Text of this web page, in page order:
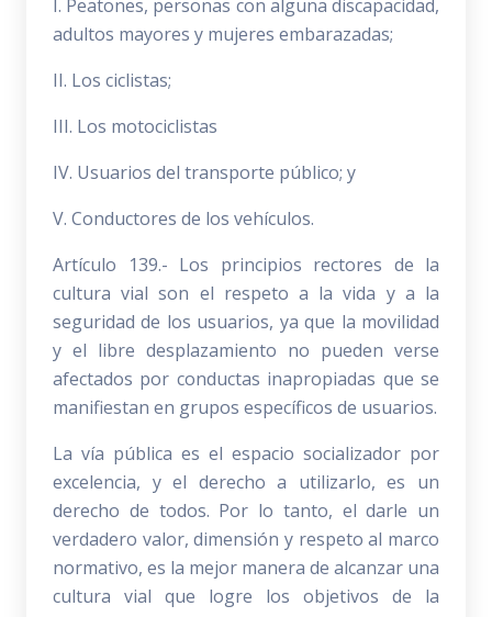
I. Peatones, personas con alguna discapacidad,
adultos mayores y mujeres embarazadas;
II. Los ciclistas;
III. Los motociclistas
IV. Usuarios del transporte público; y
V. Conductores de los vehículos.
Artículo 139.- Los principios rectores de la
cultura vial son el respeto a la vida y a la
seguridad de los usuarios, ya que la movilidad
y el libre desplazamiento no pueden verse
afectados por conductas inapropiadas que se
manifiestan en grupos específicos de usuarios.
La vía pública es el espacio socializador por
excelencia, y el derecho a utilizarlo, es un
derecho de todos. Por lo tanto, el darle un
verdadero valor, dimensión y respeto al marco
normativo, es la mejor manera de alcanzar una
cultura vial que logre los objetivos de la